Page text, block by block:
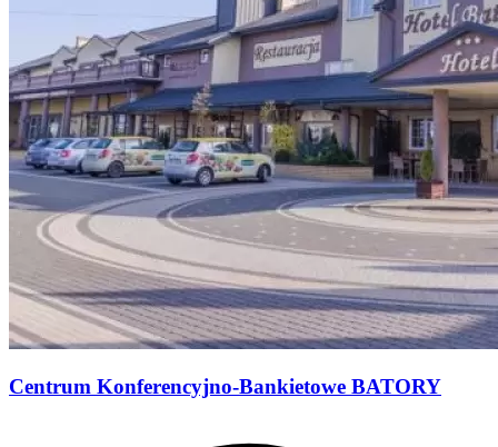
Centrum Konferencyjno-Bankietowe BATORY